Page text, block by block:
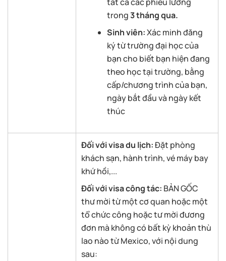
trong3 tháng qua.
Sinhviên:Xác minh đăng
ký từ trường đại học của
bạn cho biết bạn hiện đang
theo học tại trường, bằng
cấp/chương trình của bạn,
ngày bắt đầu và ngày kết
thúc
Đối với visa du lịch:Đặt phòng
khách sạn, hành trình, vé máy bay
khứ hồi,...
Đối với visa công tác: BẢN GỐC
thư mời từ một cơ quan hoặc một
tổ chức công hoặc tư mời đương
đơn mà không có bất kỳ khoản thù
lao nào từ Mexico, với nội dung
sau: